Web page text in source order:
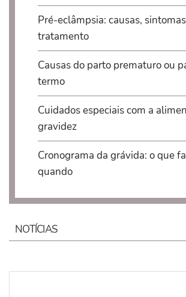
Pré-eclâmpsia: causas,
tratamento
Causas do parto prematuro ou
termo
Cuidados especiais com a
gravidez
Cronograma da grávida: o que
quando
NOTÍCIAS